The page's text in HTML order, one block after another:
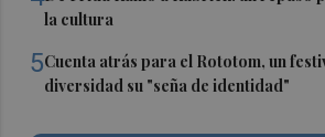
la cultura
5Cuenta atrás para el Rototom, un
diversidad su "seña de identidad"